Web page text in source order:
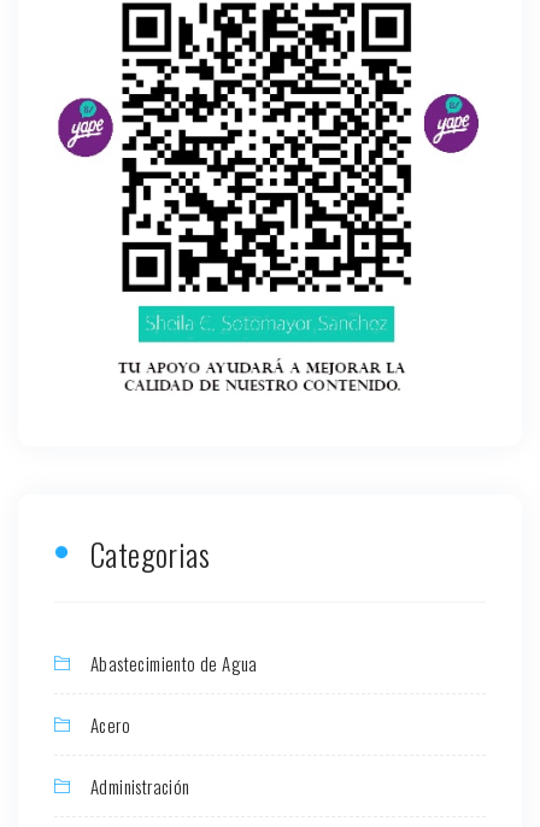
Categorias
Abastecimiento de Agua
Acero
Administración